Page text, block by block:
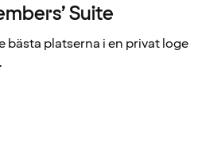
Suite
bästa platserna i en privat loge